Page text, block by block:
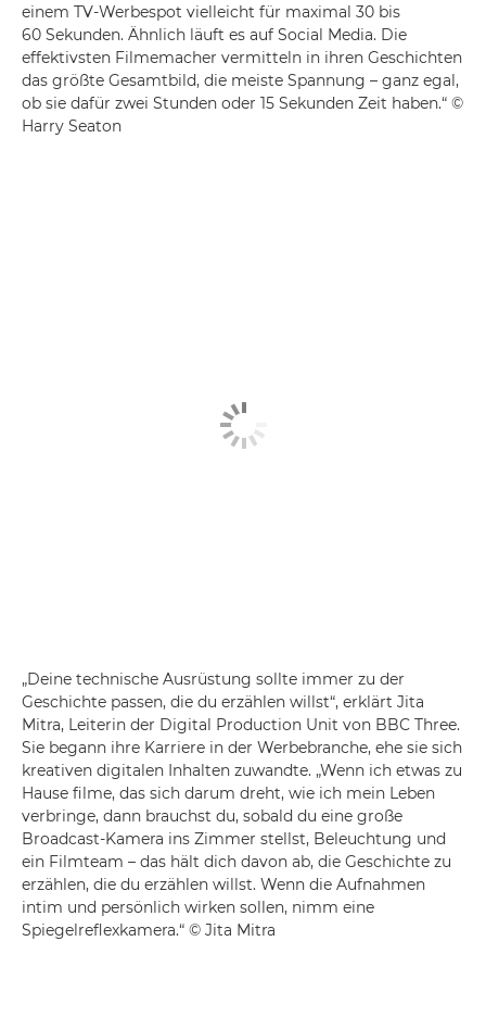
einem TV-Werbespot vielleicht für maximal 30 bis
60 Sekunden. Ähnlich läuft es auf Social Media. Die
effektivsten Filmemacher vermitteln in ihren Geschichten
das größte Gesamtbild, die meiste Spannung – ganz egal,
ob sie dafür zwei Stunden oder 15 Sekunden Zeit haben.“ ©
Harry Seaton
„Deine technische Ausrüstung sollte immer zu der
Geschichte passen, die du erzählen willst“, erklärt Jita
Mitra, Leiterin der Digital Production Unit von BBC Three.
Sie begann ihre Karriere in der Werbebranche, ehe sie sich
kreativen digitalen Inhalten zuwandte. „Wenn ich etwas zu
Hause filme, das sich darum dreht, wie ich mein Leben
verbringe, dann brauchst du, sobald du eine große
Broadcast-Kamera ins Zimmer stellst, Beleuchtung und
ein Filmteam – das hält dich davon ab, die Geschichte zu
erzählen, die du erzählen willst. Wenn die Aufnahmen
intim und persönlich wirken sollen, nimm eine
Spiegelreflexkamera.“ © Jita Mitra